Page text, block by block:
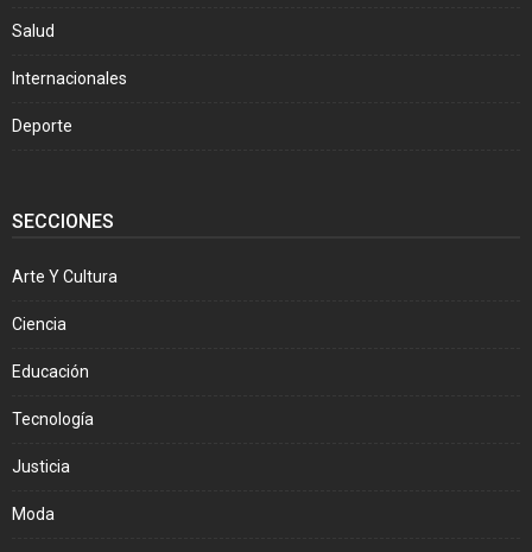
Salud
Internacionales
Deporte
SECCIONES
Arte Y Cultura
Ciencia
Educación
Tecnología
Justicia
Moda